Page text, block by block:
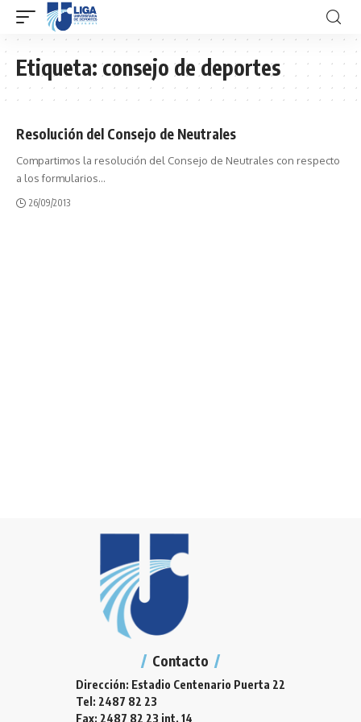
Etiqueta:consejo de deportes
Resolución del Consejo de Neutrales
Compartimos la resolución del Consejo de Neutrales con respecto
a los formularios…
26/09/2013
Contacto
Dirección: Estadio Centenario Puerta 22
Tel: 2487 82 23
Fax: 2487 82 23 int. 14